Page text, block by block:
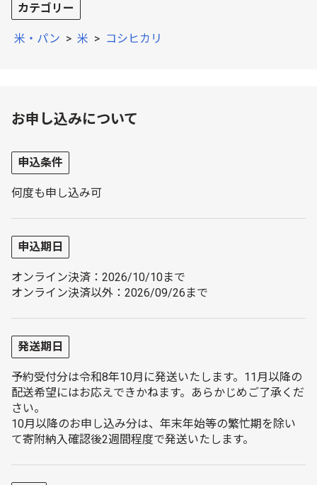
カテゴリー
米・パン > 米 > コシヒカリ
お申し込みについて
申込条件
何度も申し込み可
申込期日
オンライン決済：2026/10/10まで
オンライン決済以外：2026/09/26まで
発送期日
予約受付分は令和8年10月に発送いたします。11月以降の
配送希望にはお応えできかねます。あらかじめご了承くだ
さい。
10月以降のお申し込み分は、年末年始等の繁忙期を除い
て寄附納入確認後2週間程度で発送いたします。